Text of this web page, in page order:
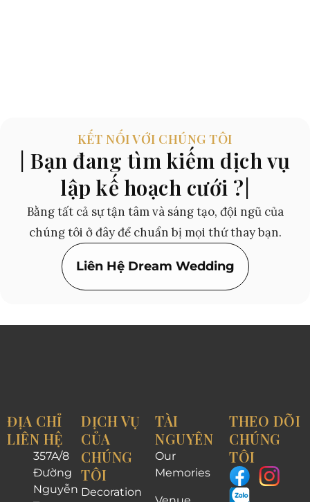
KẾT NỐI VỚI CHÚNG TÔI
| Bạn đang tìm kiếm dịch vụ
lập kế hoạch cưới ?|
Bằng tất cả sự tận tâm và sáng tạo, đội ngũ của
chúng tôi ở đây để chuẩn bị mọi thứ thay bạn.
Liên Hệ Dream Wedding
ĐỊA CHỈ
LIÊN HỆ
357A/8
Đường
Nguyễn
DỊCH VỤ
CỦA
CHÚNG
TÔI
Decoration
TÀI
NGUYÊN
Our
Memories
THEO DÕI
CHÚNG
TÔI